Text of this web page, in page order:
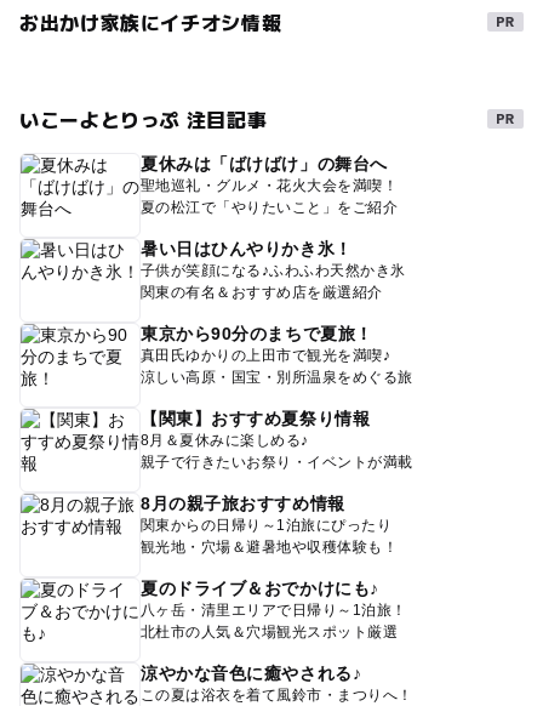
お出かけ家族にイチオシ情報
いこーよとりっぷ 注目記事
夏休みは「ばけばけ」の舞台へ
聖地巡礼・グルメ・花火大会を満喫！
夏の松江で「やりたいこと」をご紹介
暑い日はひんやりかき氷！
子供が笑顔になる♪ふわふわ天然かき氷
関東の有名＆おすすめ店を厳選紹介
東京から90分のまちで夏旅！
真田氏ゆかりの上田市で観光を満喫♪
涼しい高原・国宝・別所温泉をめぐる旅
【関東】おすすめ夏祭り情報
8月＆夏休みに楽しめる♪
親子で行きたいお祭り・イベントが満載
8月の親子旅おすすめ情報
関東からの日帰り～1泊旅にぴったり
観光地・穴場＆避暑地や収穫体験も！
夏のドライブ＆おでかけにも♪
八ヶ岳・清里エリアで日帰り～1泊旅！
北杜市の人気＆穴場観光スポット厳選
涼やかな音色に癒やされる♪
この夏は浴衣を着て風鈴市・まつりへ！